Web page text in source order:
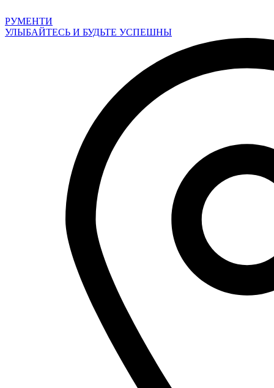
к
содержимому
РУМЕНТИ
УЛЫБАЙТЕСЬ И БУДЬТЕ УСПЕШНЫ